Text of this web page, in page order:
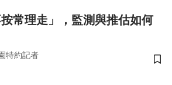
常理走」，監測與推估如何
特約記者
儲